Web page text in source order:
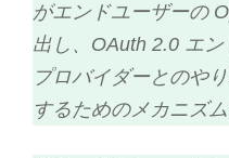
がエンドユーザーの
出し、OAuth 2.0 エン
プロバイダーとのや
するためのメカニズ